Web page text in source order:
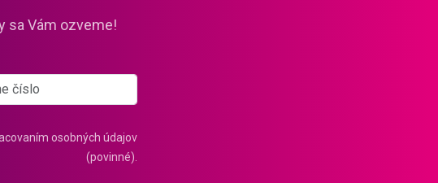
sa Vám ozveme!
osobných údajov
(povinné).